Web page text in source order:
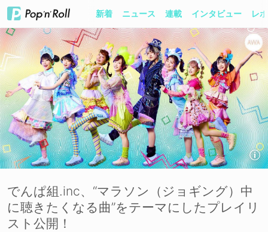
新着 ニュース 連載 インタビュー レ
でんぱ組.inc、“マラソン（ジョギング）中
に聴きたくなる曲”をテーマにしたプレイリ
スト公開！